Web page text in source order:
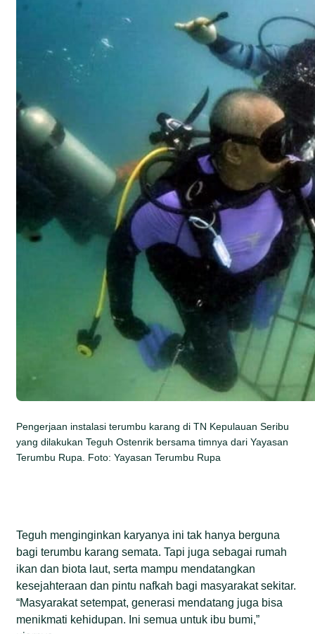
Pengerjaan instalasi terumbu karang di TN Kepulauan Seribu
yang dilakukan Teguh Ostenrik bersama timnya dari Yayasan
Terumbu Rupa. Foto: Yayasan Terumbu Rupa
Teguh menginginkan karyanya ini tak hanya berguna
bagi terumbu karang semata. Tapi juga sebagai rumah
ikan dan biota laut, serta mampu mendatangkan
kesejahteraan dan pintu nafkah bagi masyarakat sekitar.
“Masyarakat setempat, generasi mendatang juga bisa
menikmati kehidupan. Ini semua untuk ibu bumi,”